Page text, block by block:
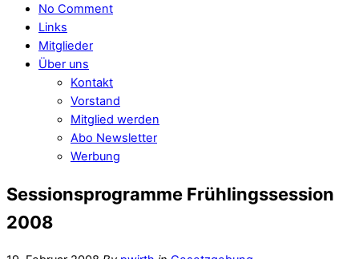
No Comment
Links
Mitglieder
Über uns
Kontakt
Vorstand
Mitglied werden
Abo Newsletter
Werbung
Sessionsprogramme Frühlingssession
2008